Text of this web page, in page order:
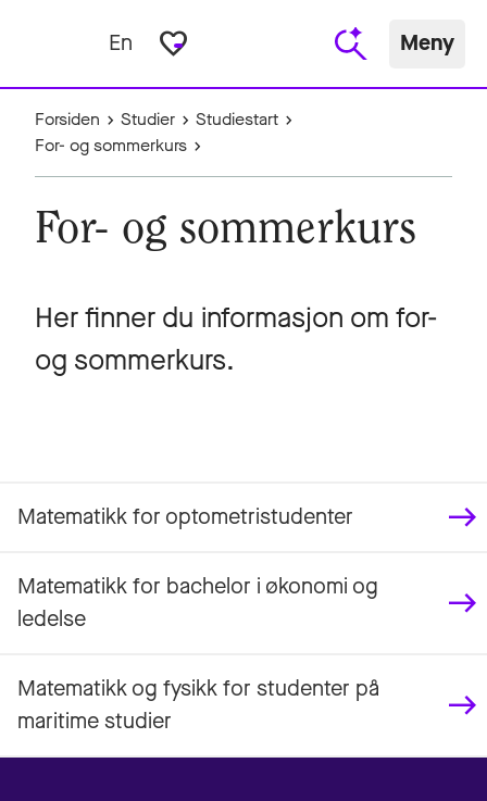
En favorite_border Meny
Forsiden Studier
Studiestart
For- og sommerkurs
For- og sommerkurs
Her finner du informasjon om for-
og sommerkurs.
Matematikk for optometristudenter
Matematikk for bachelor i økonomi og
ledelse
Matematikk og fysikk for studenter på
maritime studier